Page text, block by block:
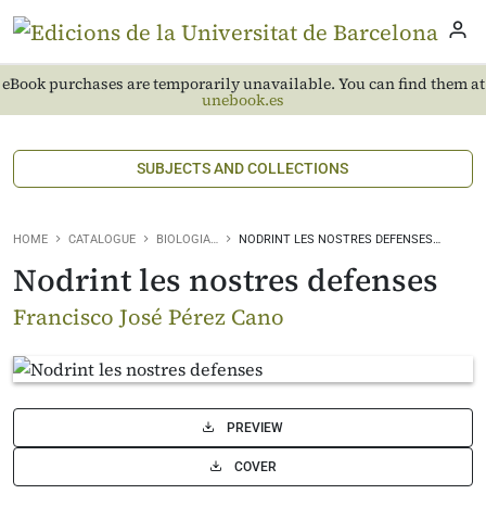
eBook purchases are temporarily unavailable. You can find them at
unebook.es
SUBJECTS AND COLLECTIONS
HOME CATALOGUE BIOLOGIA… NODRINT LES NOSTRES DEFENSES…
Nodrint les nostres defenses
Francisco José Pérez Cano
PREVIEW
COVER